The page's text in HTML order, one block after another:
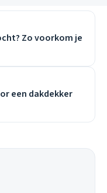
Zo voorkom je
een dakdekker